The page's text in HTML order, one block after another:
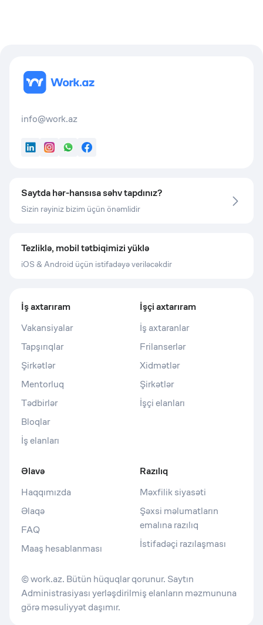
info@work.az
LinkedInInstagram
WhatsApp
Facebook
Saytda hər-hansısa səhv tapdınız?
Sizin rəyiniz bizim üçün önəmlidir
Tezliklə, mobil tətbiqimizi yüklə
iOS & Android üçün istifadəyə veriləcəkdir
İş axtarıram
Vakansiyalar
Tapşırıqlar
Şirkətlər
Mentorluq
Tədbirlər
Bloqlar
İş elanları
İşçi axtarıram
İş axtaranlar
Frilanserlər
Xidmətlər
Şirkətlər
İşçi elanları
Əlavə
Haqqımızda
Əlaqə
FAQ
Maaş hesablanması
Razılıq
Məxfilik siyasəti
Şəxsi məlumatların
emalına razılıq
İstifadəçi razılaşması
© work.az. Bütün hüquqlar qorunur. Saytın
Administrasiyası yerləşdirilmiş elanların məzmununa
görə məsuliyyət daşımır.